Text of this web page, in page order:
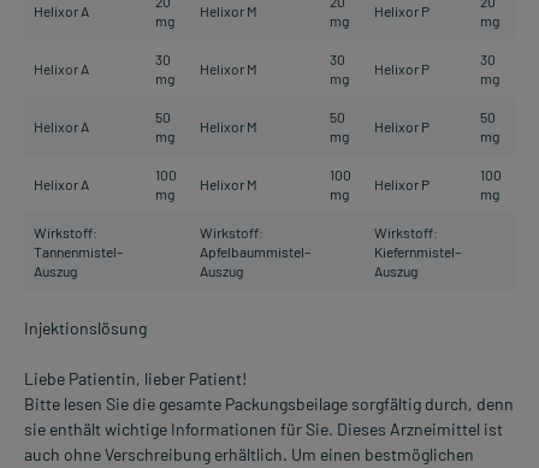
Helixor A
mg
Helixor M
mg
Helixor P
mg
Helixor A
30
mg
Helixor M
30
mg
Helixor P
30
mg
Helixor A
50
mg
Helixor M
50
mg
Helixor P
50
mg
Helixor A
100
mg
Helixor M
100
mg
Helixor P
100
mg
Wirkstoff:
Tannenmistel–
Auszug
Wirkstoff:
Apfelbaummistel–
Auszug
Wirkstoff:
Kiefernmistel–
Auszug
Injektionslösung
Liebe Patientin, lieber Patient!
Bitte lesen Sie die gesamte Packungsbeilage sorgfältig durch, denn
sie enthält wichtige Informationen für Sie. Dieses Arzneimittel ist
auch ohne Verschreibung erhältlich. Um einen bestmöglichen